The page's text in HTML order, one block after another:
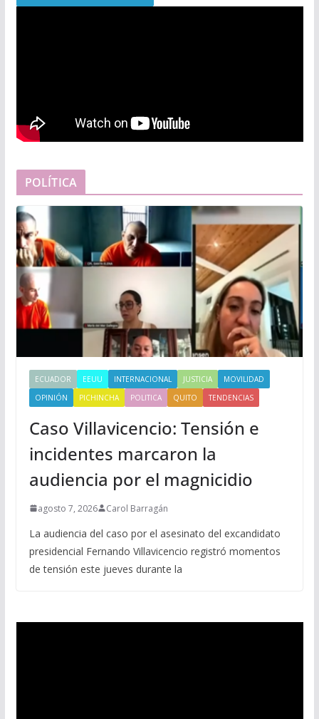
POLÍTICA
ECUADOR EEUU INTERNACIONAL JUSTICIA
MOVILIDAD
OPINIÓN
PICHINCHA POLITICA QUITO TENDENCIAS
Caso Villavicencio: Tensión e
incidentes marcaron la
audiencia por el magnicidio
agosto 7, 2026 Carol Barragán
La audiencia del caso por el asesinato del excandidato
presidencial Fernando Villavicencio registró momentos
de tensión este jueves durante la